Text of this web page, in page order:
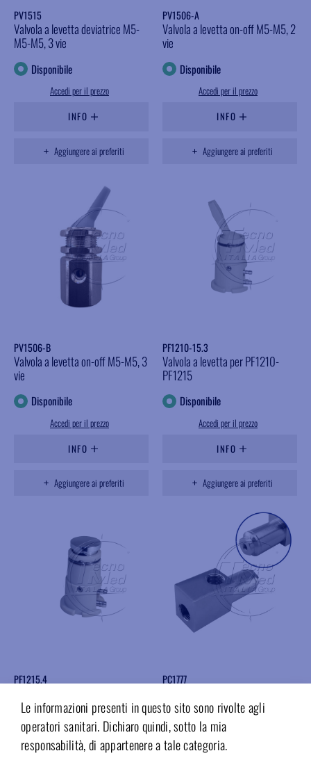
Le informazioni presenti in questo sito sono rivolte agli
operatori sanitari. Dichiaro quindi, sotto la mia
responsabilità, di appartenere a tale categoria.
PV1515
Valvola a levetta deviatrice M5-
M5-M5, 3 vie
Disponibile
Accedi per il prezzo
INFO
Aggiungere ai preferiti
PV1506-A
Valvola a levetta on-off M5-M5, 2
vie
Disponibile
Accedi per il prezzo
INFO
Aggiungere ai preferiti
PV1506-B
Valvola a levetta on-off M5-M5, 3
vie
Disponibile
Accedi per il prezzo
INFO
Aggiungere ai preferiti
PF1210-15.3
Valvola a levetta per PF1210-
PF1215
Disponibile
Accedi per il prezzo
INFO
Aggiungere ai preferiti
PF1215.4
Disponibile
Accedi per il prezzo
PC1777
retroattiva acqua,comando 2,6
mm,1/8 1/8,n.c.
Disponibile